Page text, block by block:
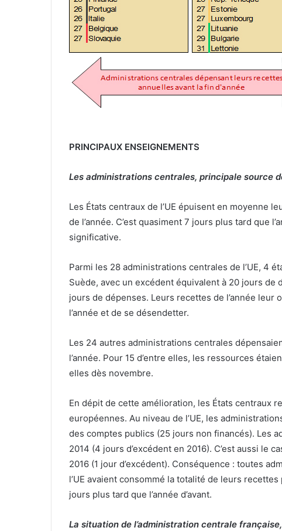
PRINCIPAUX ENSEIGNEMENTS
Les administrations centrales, principale source
Les États centraux de l’UE épuisent en moyenne
de l’année. C’est quasiment 7 jours plus tard que
significative.
Parmi les 28 administrations centrales de l’UE, 4
Suède, avec un excédent équivalent à 20 jours de
jours de dépenses. Leurs recettes de l’année
l’année et de se désendetter.
Les 24 autres administrations centrales
l’année. Pour 15 d’entre elles, les ressources
elles dès novembre.
En dépit de cette amélioration, les États centraux
européennes. Au niveau de l’UE, les
des comptes publics (25 jours non financés). Les
2014 (4 jours d’excédent en 2016). C’est aussi le
2016 (1 jour d’excédent). Conséquence : toutes
l’UE avaient consommé la totalité de leurs
jours plus tard que l’année d’avant.
La situation de l’administration centrale